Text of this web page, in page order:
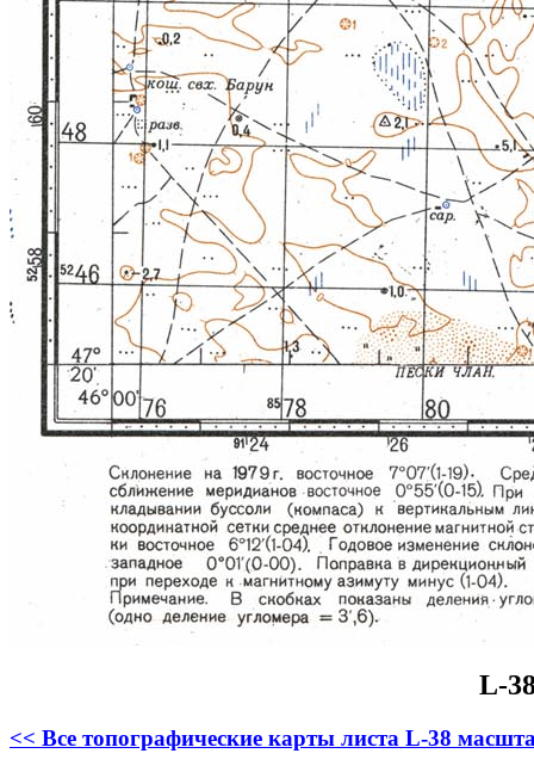
L-
<< Все топографические карты листа L-38